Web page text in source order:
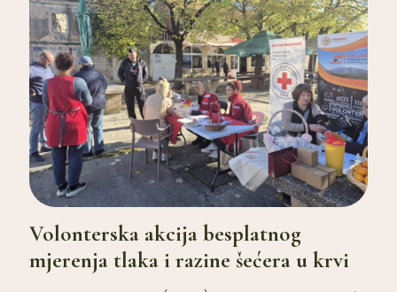
Volonterska akcija besplatnog
mjerenja tlaka i razine šećera u krvi